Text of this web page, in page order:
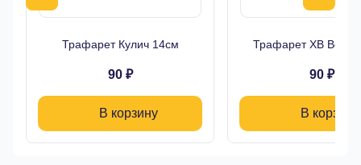
Трафарет Кулич 14см
90 ₽
В корзину
Трафарет ХВ
90 ₽
В корзину